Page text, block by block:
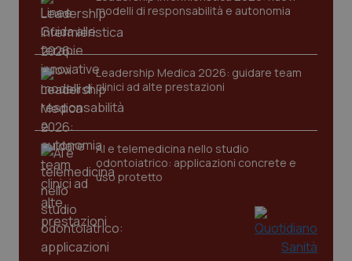
modelli di responsabilità e autonomia
Leadership Medica 2026: guidare team
clinici ad alte prestazioni
AI e telemedicina nello studio
odontoiatrico: applicazioni concrete e
uso protetto
tracking-sites-ironfish-
tracking-enable
www.quotidianosanita.it
tracking-sites-ironfish-
session-id
_ga
.quotidianosanita.it